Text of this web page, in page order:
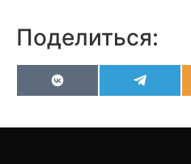
Поделиться:
VK